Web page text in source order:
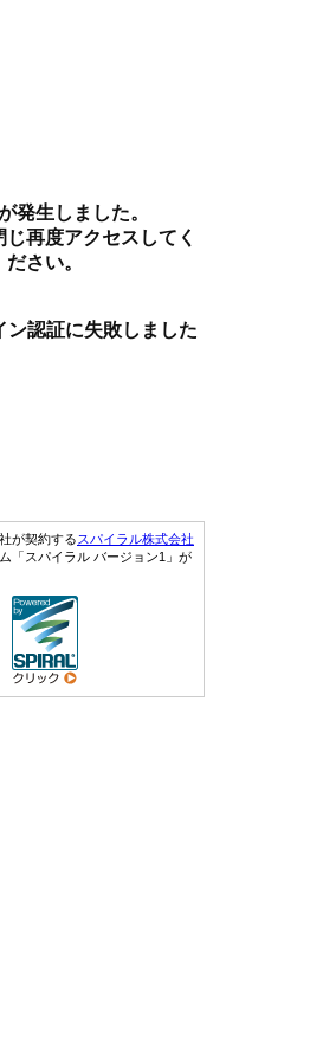
発生しました。
じ再度アクセスしてく
ださい。
ン認証に失敗しました
が契約するスパイラル株式会社
「スパイラル バージョン1」が